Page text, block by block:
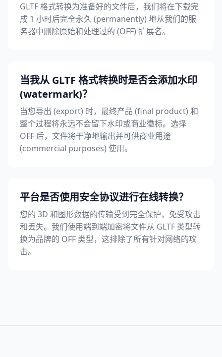
GLTF 格式转换为准备好的文件后，我们将在下载完
成 1 小时后完全永久 (permanently) 地从我们的服
务器中删除原始和处理过的 (OFF) 扩展名。
当我从 GLTF 格式转换时是否会添加水印
(watermark)？
当您导出 (export) 时，最终产品 (final product) 和
整个过程将永远不会留下水印或商业徽标。选择
OFF 后，文件将干净地输出并可供商业用途
(commercial purposes) 使用。
平台是否使用安全协议进行在线转换？
您的 3D 和图形数据的传输受到完全保护，免受攻击
和丢失。我们使用端到端加密将文件从 GLTF 类型转
换为品牌的 OFF 类型，这排除了所有针对网络的攻
击。